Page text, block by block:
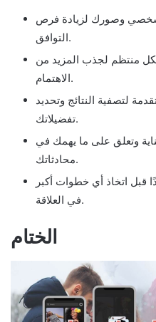
وصورك لزيادة فرص
التوافق.
منتظم لجذب المزيد من
الاهتمام.
لتصفية النتائج وتحديد
تفضيلاتك.
وتعلق على ما يهمك في
محادثاتك.
اتخاذ أي خطوات أكبر
في العلاقة.
الختام